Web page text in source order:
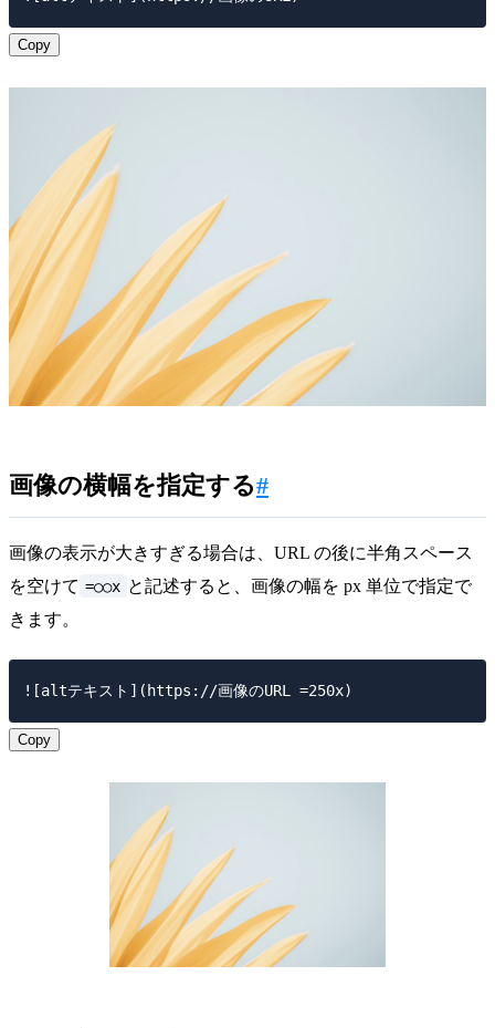
Copy
画像の横幅を指定する#
画像の表示が大きすぎる場合は、URL の後に半角スペース
を空けて =○○x と記述すると、画像の幅を px 単位で指定で
きます。
Copy